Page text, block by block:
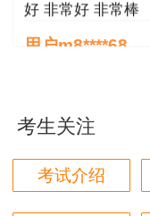
好 非常好 非常棒
用户m8****68
好
用户m6****66
考生关注
考试介绍